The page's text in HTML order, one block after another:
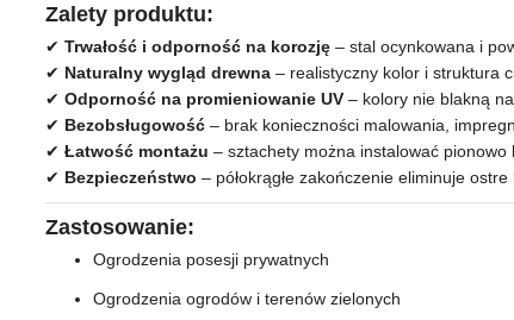
Zalety produktu:
✔ Trwałość i odporność na korozję – stal ocynkowana i
✔ Naturalny wygląd drewna – realistyczny kolor i struktura
✔ Odporność na promieniowanie UV – kolory nie blakną
✔ Bezobsługowość – brak konieczności malowania,
✔ Łatwość montażu – sztachety można instalować
✔ Bezpieczeństwo – półokrągłe zakończenie eliminuje
Zastosowanie:
Ogrodzenia posesji prywatnych
Ogrodzenia ogrodów i terenów zielonych